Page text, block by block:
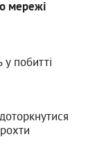
мережі
побитті